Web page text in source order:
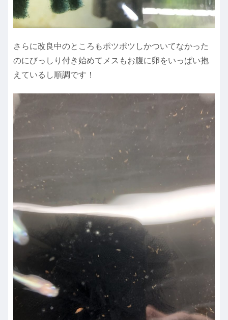
さらに改良中のところもポツポツしかついてなかった
のにびっしり付き始めてメスもお腹に卵をいっぱい抱
えているし順調です！